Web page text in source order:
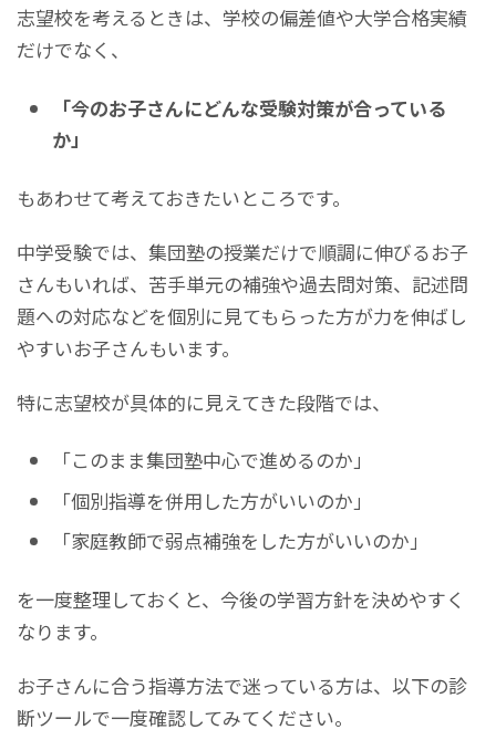
志望校を考えるときは、学校の偏差値や大学合格実績
だけでなく、
「今のお子さんにどんな受験対策が合っている
か」
もあわせて考えておきたいところです。
中学受験では、集団塾の授業だけで順調に伸びるお子
さんもいれば、苦手単元の補強や過去問対策、記述問
題への対応などを個別に見てもらった方が力を伸ばし
やすいお子さんもいます。
特に志望校が具体的に見えてきた段階では、
「このまま集団塾中心で進めるのか」
「個別指導を併用した方がいいのか」
「家庭教師で弱点補強をした方がいいのか」
を一度整理しておくと、今後の学習方針を決めやすく
なります。
お子さんに合う指導方法で迷っている方は、以下の診
断ツールで一度確認してみてください。